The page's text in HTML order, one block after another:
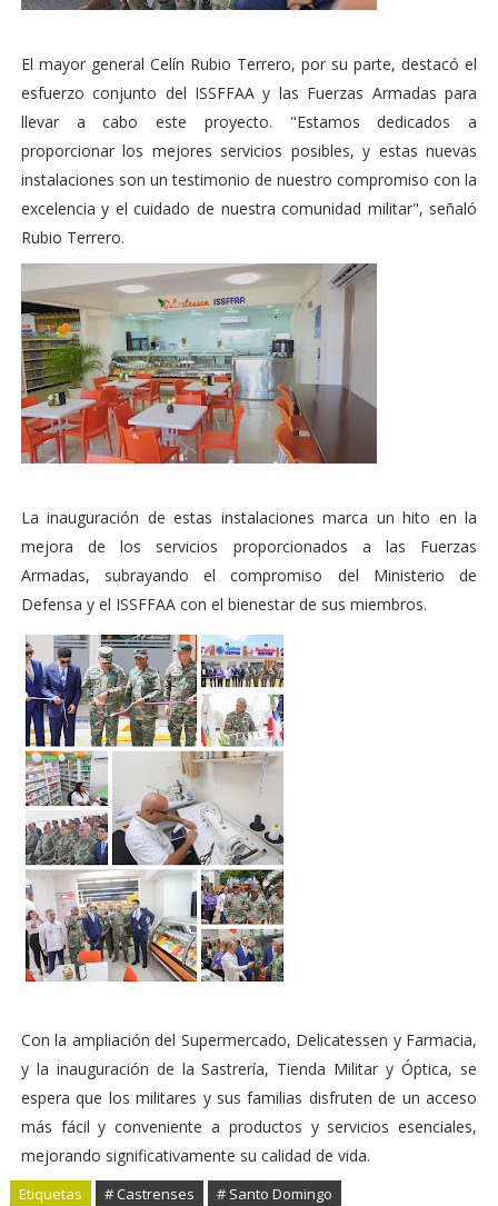
El mayor general Celín Rubio Terrero, por su parte, destacó el
esfuerzo conjunto del ISSFFAA y las Fuerzas Armadas para
llevar a cabo este proyecto. "Estamos dedicados a
proporcionar los mejores servicios posibles, y estas nuevas
instalaciones son un testimonio de nuestro compromiso con la
excelencia y el cuidado de nuestra comunidad militar", señaló
Rubio Terrero.
La inauguración de estas instalaciones marca un hito en la
mejora de los servicios proporcionados a las Fuerzas
Armadas, subrayando el compromiso del Ministerio de
Defensa y el ISSFFAA con el bienestar de sus miembros.
Con la ampliación del Supermercado, Delicatessen y Farmacia,
y la inauguración de la Sastrería, Tienda Militar y Óptica, se
espera que los militares y sus familias disfruten de un acceso
más fácil y conveniente a productos y servicios esenciales,
mejorando significativamente su calidad de vida.
Etiquetas # Castrenses # Santo Domingo